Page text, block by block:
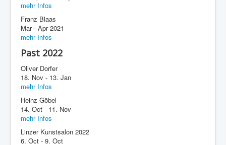
mehr Infos
Franz Blaas
Mar - Apr 2021
mehr Infos
Past 2022
Oliver Dorfer
18. Nov - 13. Jan
mehr Infos
Heinz Göbel
14. Oct - 11. Nov
mehr Infos
Linzer Kunstsalon 2022
6. Oct - 9. Oct